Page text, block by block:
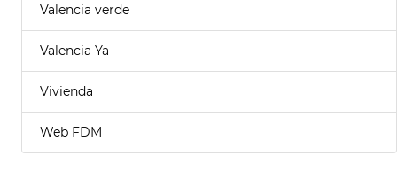
Valencia verde
Valencia Ya
Vivienda
Web FDM